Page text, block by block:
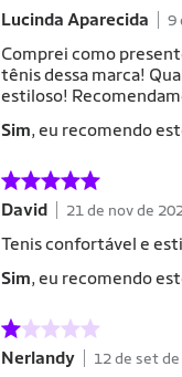
Lucinda Aparecida 9
Comprei como
tênis dessa marca!
estiloso!
Sim, eu recomendo
David 21 de nov de
Tenis confortável e
Sim, eu recomendo
Nerlandy 12 de set